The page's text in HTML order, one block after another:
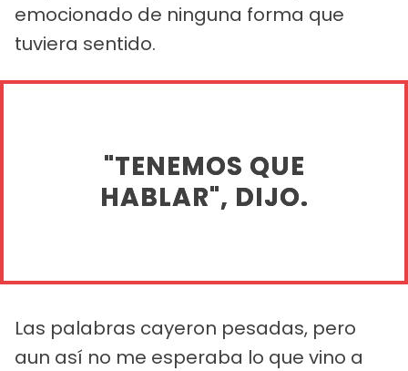
emocionado de ninguna forma que
tuviera sentido.
"TENEMOS QUE
HABLAR", DIJO.
Las palabras cayeron pesadas, pero
aun así no me esperaba lo que vino a